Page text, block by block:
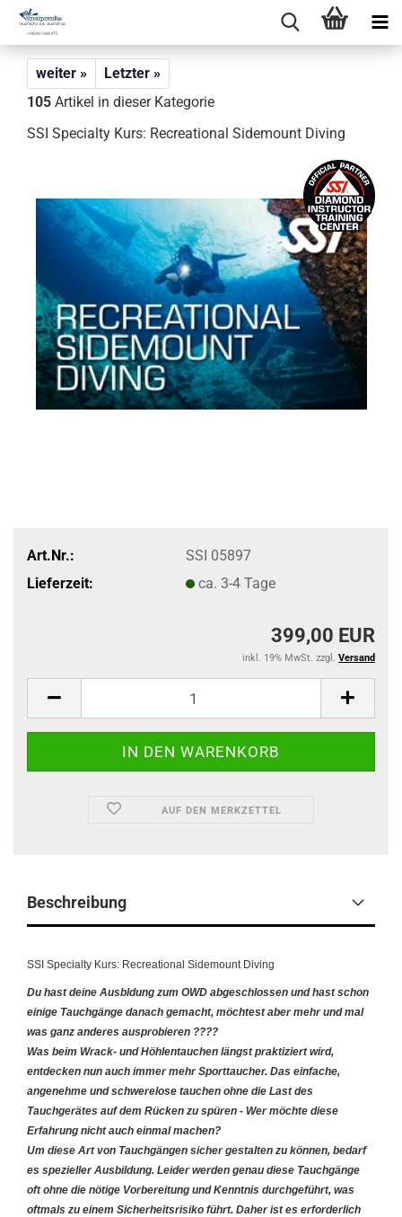
weiter »
Letzter »
105 Artikel in dieser Kategorie
SSI Specialty Kurs: Recreational Sidemount Diving
Art.Nr.:
SSI 05897
Lieferzeit:
ca. 3-4 Tage
399,00 EUR
inkl. 19% MwSt. zzgl. Versand
AUF DEN MERKZETTEL
Beschreibung
SSI Specialty Kurs: Recreational Sidemount Diving
Du hast deine Ausbldung zum OWD abgeschlossen und hast schon
einige Tauchgänge danach gemacht, möchtest aber mehr und mal
was ganz anderes ausprobieren ????
Was beim Wrack- und Höhlentauchen längst praktiziert wird,
entdecken nun auch immer mehr Sporttaucher. Das einfache,
angenehme und schwerelose tauchen ohne die Last des
Tauchgerätes auf dem Rücken zu spüren - Wer möchte diese
Erfahrung nicht auch einmal machen?
Um diese Art von Tauchgängen sicher gestalten zu können, bedarf
es spezieller Ausbildung. Leider werden genau diese Tauchgänge
oft ohne die nötige Vorbereitung und Kenntnis durchgeführt, was
oftmals zu einem Sicherheitsrisiko führt. Daher ist es erforderlich